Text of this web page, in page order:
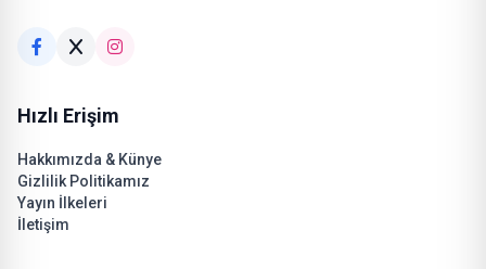
Hızlı Erişim
Hakkımızda & Künye
Gizlilik Politikamız
Yayın İlkeleri
İletişim